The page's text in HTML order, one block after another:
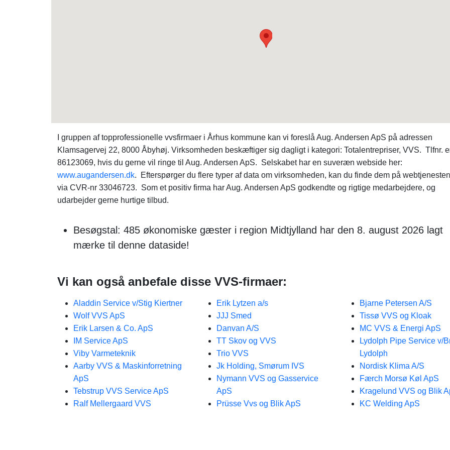
I gruppen af topprofessionelle vvsfirmaer i Århus kommune kan vi foreslå Aug. Andersen ApS på adressen
Klamsagervej 22, 8000 Åbyhøj. Virksomheden beskæftiger sig dagligt i kategori: Totalentrepriser, VVS. Tlfnr.
86123069, hvis du gerne vil ringe til Aug. Andersen ApS. Selskabet har en suveræn webside her:
www.augandersen.dk. Efterspørger du flere typer af data om virksomheden, kan du finde dem på webtjenesten
via CVR-nr 33046723. Som et positiv firma har Aug. Andersen ApS godkendte og rigtige medarbejdere, og
udarbejder gerne hurtige tilbud.
Besøgstal: 485 økonomiske gæster i region Midtjylland har den 8. august 2026 lagt
mærke til denne dataside!
Vi kan også anbefale disse VVS-firmaer:
Aladdin Service v/Stig Kiertner
Wolf VVS ApS
Erik Larsen & Co. ApS
IM Service ApS
Viby Varmeteknik
Aarby VVS & Maskinforretning
ApS
Tebstrup VVS Service ApS
Ralf Mellergaard VVS
Erik Lytzen a/s
JJJ Smed
Danvan A/S
TT Skov og VVS
Trio VVS
Jk Holding, Smørum IVS
Nymann VVS og Gasservice
ApS
Prüsse Vvs og Blik ApS
Bjarne Petersen A/S
Tissø VVS og Kloak
MC VVS & Energi ApS
Lydolph Pipe Service v/
Lydolph
Nordisk Klima A/S
Færch Morsø Køl ApS
Kragelund VVS og Blik
KC Welding ApS